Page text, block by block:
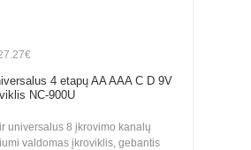
4 etapų AA AAA C D 9V
NC-900U
universalus 8 įkrovimo kanalų
valdomas įkroviklis, gebantis